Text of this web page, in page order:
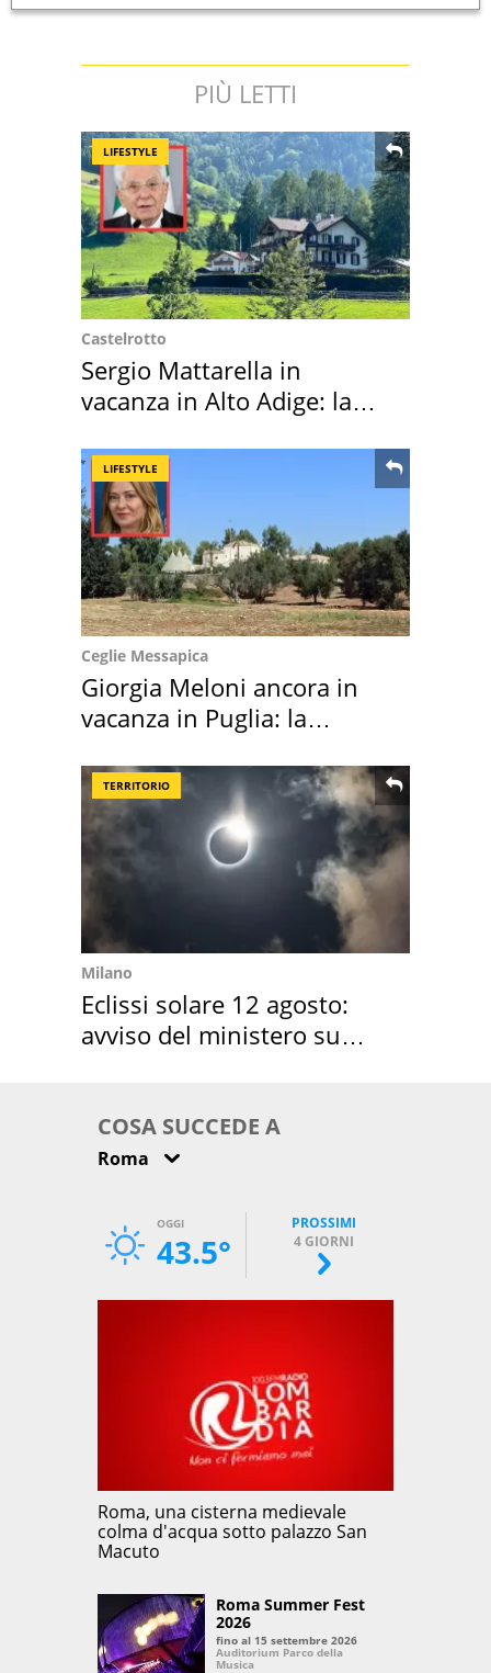
PIÙ LETTI
LIFESTYLE
Castelrotto
Sergio Mattarella in
vacanza in Alto Adige: la
LIFESTYLE
Ceglie Messapica
Giorgia Meloni ancora in
vacanza in Puglia: la
TERRITORIO
Milano
Eclissi solare 12 agosto:
avviso del ministero su